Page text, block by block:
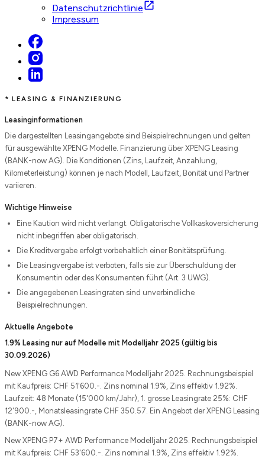
Datenschutzrichtlinie
Impressum
* LEASING & FINANZIERUNG
Leasinginformationen
Die dargestellten Leasingangebote sind Beispielrechnungen und gelten
für ausgewählte XPENG Modelle. Finanzierung über XPENG Leasing
(BANK-now AG). Die Konditionen (Zins, Laufzeit, Anzahlung,
Kilometerleistung) können je nach Modell, Laufzeit, Bonität und Partner
variieren.
Wichtige Hinweise
Eine Kaution wird nicht verlangt. Obligatorische Vollkaskoversicherung
nicht inbegriffen aber obligatorisch.
Die Kreditvergabe erfolgt vorbehaltlich einer Bonitätsprüfung.
Die Leasingvergabe ist verboten, falls sie zur Überschuldung der
Konsumentin oder des Konsumenten führt (Art. 3 UWG).
Die angegebenen Leasingraten sind unverbindliche
Beispielrechnungen.
Aktuelle Angebote
1.9% Leasing nur auf Modelle mit Modelljahr 2025 (gültig bis
30.09.2026)
New XPENG G6 AWD Performance Modelljahr 2025. Rechnungsbeispiel
mit Kaufpreis: CHF 51'600.-. Zins nominal 1.9%, Zins effektiv 1.92%.
Laufzeit: 48 Monate (15'000 km/Jahr), 1. grosse Leasingrate 25%: CHF
12'900.-, Monatsleasingrate CHF 350.57. Ein Angebot der XPENG Leasing
(BANK-now AG).
New XPENG P7+ AWD Performance Modelljahr 2025. Rechnungsbeispiel
mit Kaufpreis: CHF 53'600.-. Zins nominal 1.9%, Zins effektiv 1.92%.